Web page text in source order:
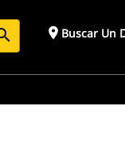
place Buscar Un